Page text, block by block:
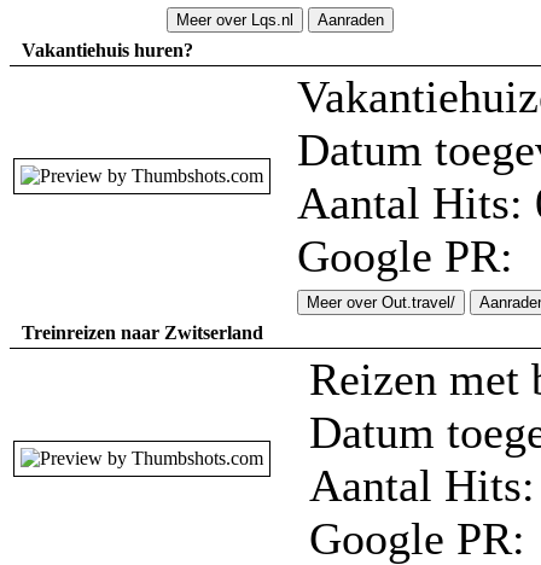
Meer over Lqs.nl Aanraden
Vakantiehuis huren?
Datum
Aantal Hits:
Google PR:
Meer over Out.travel/
Treinreizen naar Zwitserland
Reizen met
Datum
Aantal
Google PR: